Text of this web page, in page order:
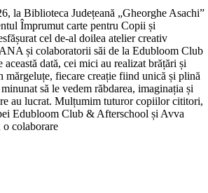
la Biblioteca Județeană „Gheorghe Asachi”
Împrumut carte pentru Copii și
cel de-al doilea atelier creativ
și colaboratorii săi de la Edubloom Club
dată, cei mici au realizat brățări și
mărgeluțe, fiecare creație fiind unică și plină
să le vedem răbdarea, imaginația și
au lucrat. Mulțumim tuturor copiilor cititori,
Edubloom Club & Afterschool și Avva
o colaborare